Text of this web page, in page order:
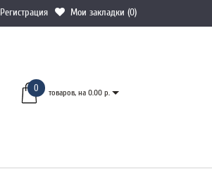
Регистрация Мои закладки (0)
0 товаров, на 0.00 р.